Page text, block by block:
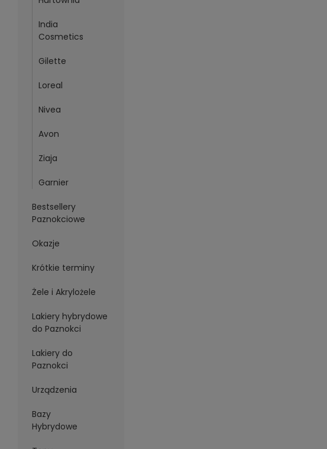
India
Cosmetics
Gilette
Loreal
Nivea
Avon
Ziaja
Garnier
Bestsellery
Paznokciowe
Okazje
Krótkie terminy
Żele i Akrylożele
Lakiery hybrydowe
do Paznokci
Lakiery do
Paznokci
Urządzenia
Bazy
Hybrydowe